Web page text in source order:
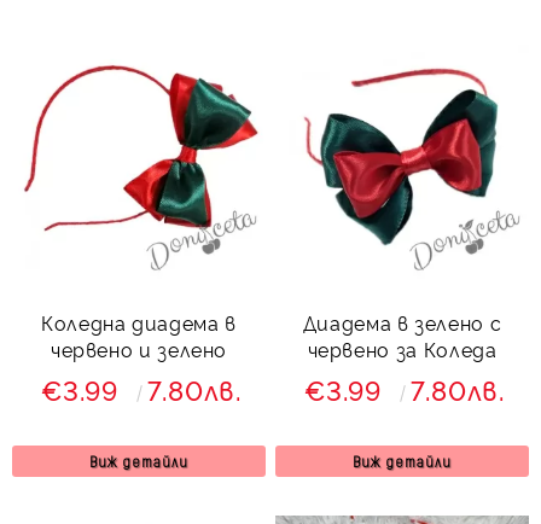
Коледна диадема в
червено и зелено
€3.99 7.80лв.
Виж детайли
Диадема в зелено с
червено за Коледа
€3.99 7.80лв.
Виж детайли